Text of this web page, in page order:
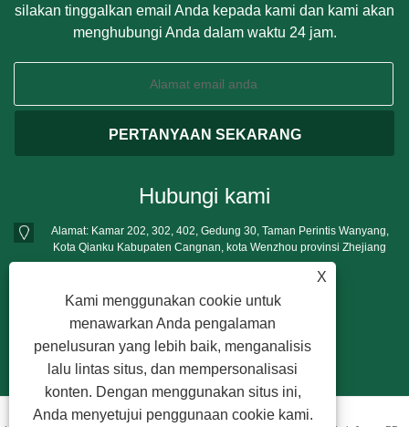
silakan tinggalkan email Anda kepada kami dan kami akan
menghubungi Anda dalam waktu 24 jam.
Hubungi kami
Alamat: Kamar 202, 302, 402, Gedung 30, Taman Perintis Wanyang,
Kota Qianku Kabupaten Cangnan, kota Wenzhou provinsi Zhejiang
Telepon:
+86-13396777698
Surel:mushroomgrowbag@163.com
X
Kami menggunakan cookie untuk
menawarkan Anda pengalaman
penelusuran yang lebih baik, menganalisis
lalu lintas situs, dan mempersonalisasi
konten. Dengan menggunakan situs ini,
Anda menyetujui penggunaan cookie kami.